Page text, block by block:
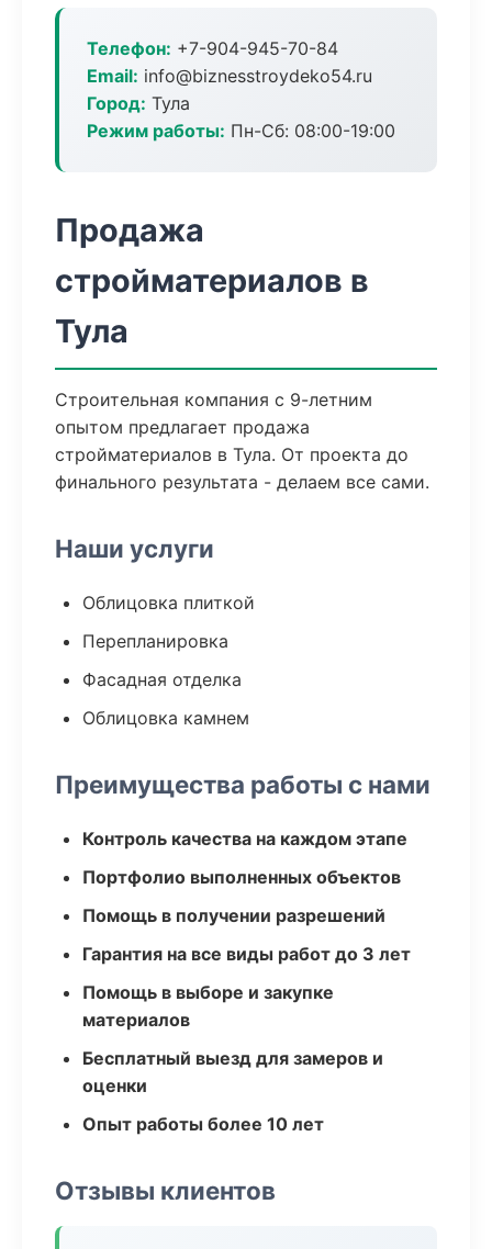
Телефон: +7-904-945-70-84
Email: info@biznesstroydeko54.ru
Город: Тула
Режим работы: Пн-Сб: 08:00-19:00
Продажа
стройматериалов в
Тула
Строительная компания с 9-летним
опытом предлагает продажа
стройматериалов в Тула. От проекта до
финального результата - делаем все сами.
Наши услуги
Облицовка плиткой
Перепланировка
Фасадная отделка
Облицовка камнем
Преимущества работы с нами
Контроль качества на каждом этапе
Портфолио выполненных объектов
Помощь в получении разрешений
Гарантия на все виды работ до 3 лет
Помощь в выборе и закупке
материалов
Бесплатный выезд для замеров и
оценки
Опыт работы более 10 лет
Отзывы клиентов